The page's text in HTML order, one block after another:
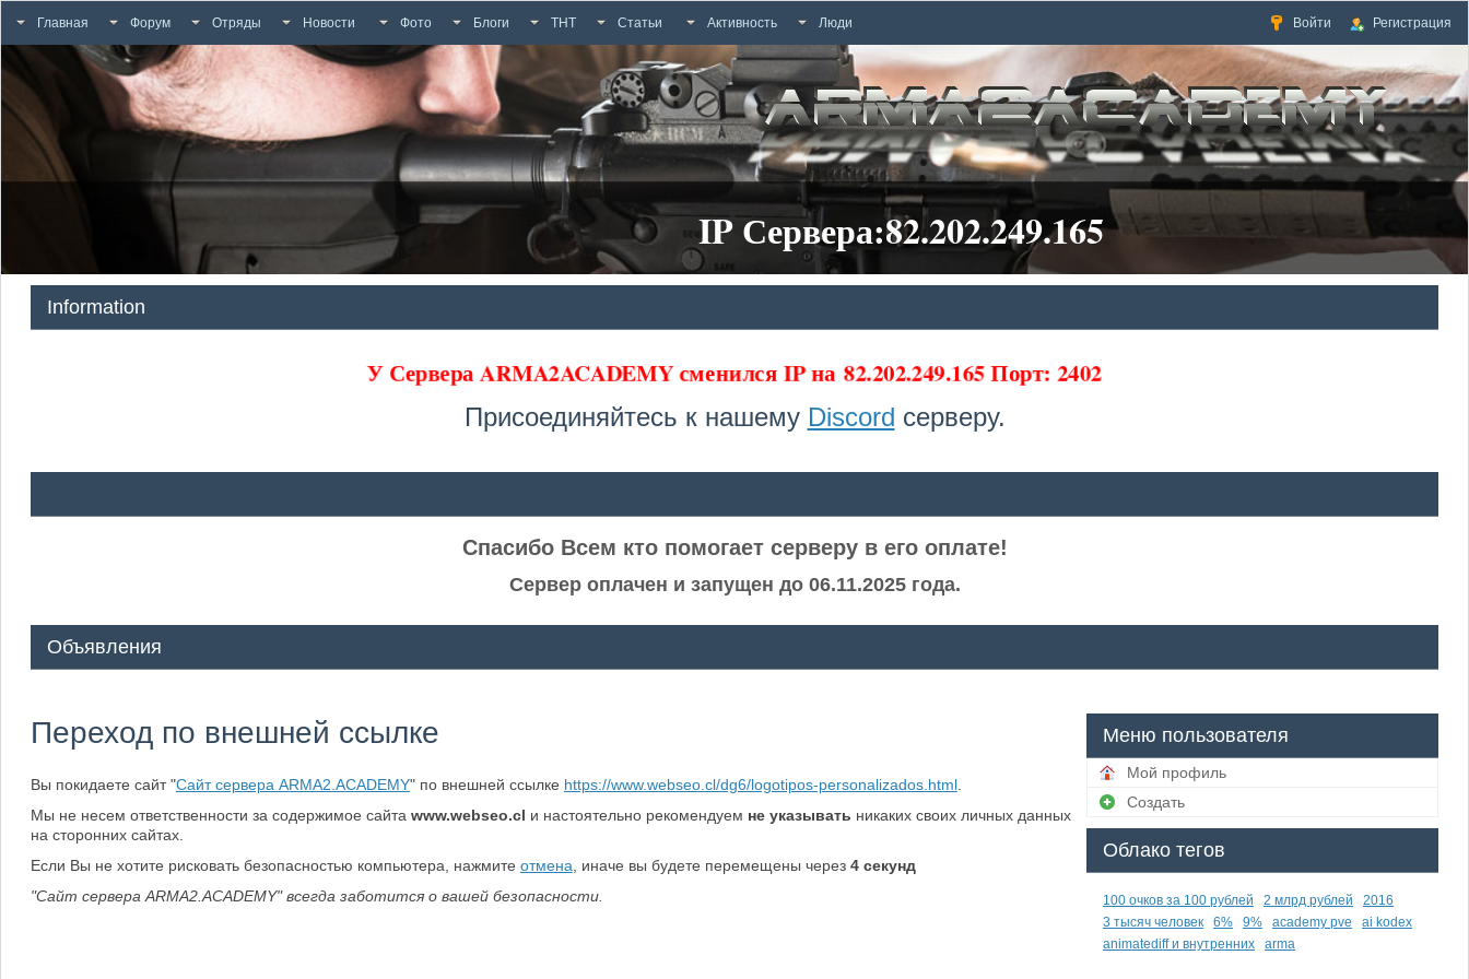
Главная Форум Отряды Новости Фото Блоги ТНТ Статьи Активность Люди Войти Регистрация
IP Сервера:82.202.249.165
Information
У Сервера ARMA2ACADEMY сменился IP на82.202.249.165 Порт: 2402
Присоединяйтесь к нашему Discord серверу.
Спасибо Всем кто помогает серверу в его оплате!
Сервер оплачен и запущен до 06.11.2025 года.
Объявления
Переход по внешней ссылке
Вы покидаете сайт "Сайт сервера ARMA2.ACADEMY" по внешней ссылке https://www.webseo.cl/dg6/logotipos-personalizados.html.
Мы не несем ответственности за содержимое сайта www.webseo.cl и настоятельно рекомендуем не указывать никаких своих личных данных
на сторонних сайтах.
Если Вы не хотите рисковать безопасностью компьютера, нажмите отмена , иначе вы будете перемещены через 4секунд
"Сайт сервера ARMA2.ACADEMY" всегда заботится о вашей безопасности.
Меню пользователя
Мой профиль
Создать
Облако тегов
100 очков за 100 рублей 2 млрд рублей
2016
3 тысяч человек
6% 9% academy pve
ai kodex
animatediff и внутренних
arma